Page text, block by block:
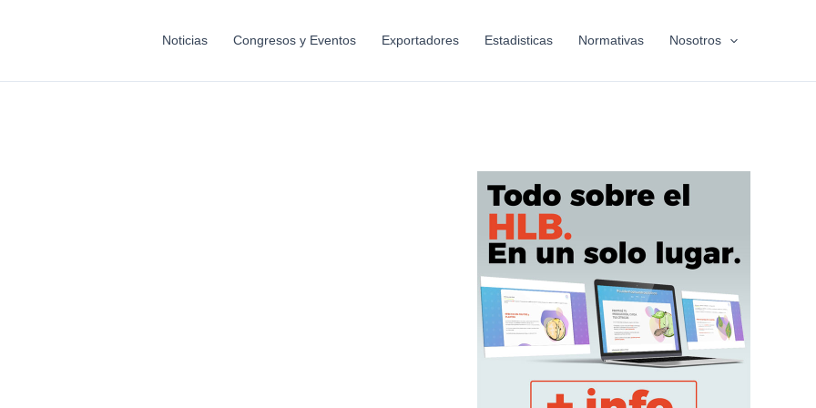
Noticias Congresos y Eventos Exportadores Estadisticas Normativas Nosotros